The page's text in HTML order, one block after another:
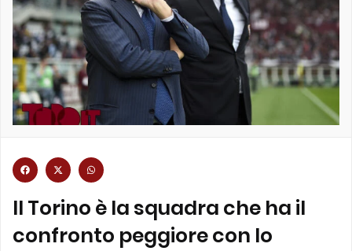
Il Torino è la squadra che ha il
confronto peggiore con lo